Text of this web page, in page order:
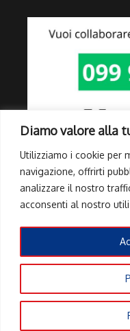
Diamo valore alla
Utilizziamo i cookie per
navigazione, offrirti
analizzare il nostro
acconsenti al nostro
Link Utili
Info Pubblicità
Copyright © 2026 Tutti